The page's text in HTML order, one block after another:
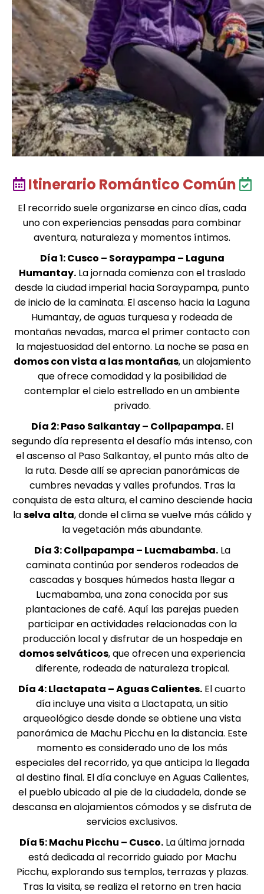
Itinerario Romántico Común
El recorrido suele organizarse en cinco días, cada
uno con experiencias pensadas para combinar
aventura, naturaleza y momentos íntimos.
Día 1: Cusco – Soraypampa – Laguna
Humantay.La jornada comienza con el traslado
desde la ciudad imperial hacia Soraypampa, punto
de inicio de la caminata. El ascenso hacia la Laguna
Humantay,de aguas turquesa y rodeada de
montañas nevadas, marca el primer contacto con
la majestuosidad del entorno. La noche se pasa en
domos con vista a las montañas, un alojamiento
que ofrece comodidad y la posibilidad de
contemplar el cielo estrellado en un ambiente
privado.
Día 2: Paso Salkantay – Collpapampa.El
segundo día representa el desafío más intenso, con
el ascenso al Paso Salkantay, el punto más alto de
la ruta. Desde allí se aprecian panorámicas de
cumbres nevadas y valles profundos. Tras la
conquista de esta altura, el camino desciende hacia
laselva alta, donde el clima se vuelve más cálido y
la vegetación más abundante.
Día 3: Collpapampa – Lucmabamba.La
caminata continúa por senderos rodeados de
cascadas y bosques húmedos hasta llegar a
Lucmabamba, una zona conocida por sus
plantaciones de café. Aquí las parejas pueden
participar en actividades relacionadas con la
producción local y disfrutar de un hospedaje en
domos selváticos, que ofrecen una experiencia
diferente, rodeada de naturaleza tropical.
Día 4: Llactapata – Aguas Calientes. El cuarto
día incluye una visita a Llactapata, un sitio
arqueológico desde donde se obtiene una vista
panorámica de Machu Picchu en la distancia. Este
momento es considerado uno de los más
especiales del recorrido, ya que anticipa la llegada
al destino final. El día concluye en Aguas Calientes,
el pueblo ubicado al pie de la ciudadela, donde se
descansa en alojamientos cómodos y se disfruta de
servicios exclusivos.
Día 5: Machu Picchu – Cusco. La última jornada
está dedicada al recorrido guiado por Machu
Picchu, explorando sus templos, terrazas y plazas.
Tras la visita, se realiza el retorno en tren hacia